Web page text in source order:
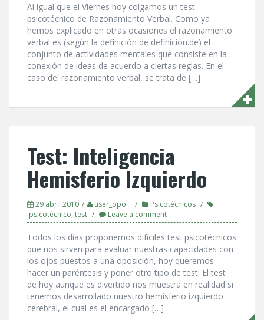
Al igual que el Viernes hoy colgamos un test
psicotécnico de Razonamiento Verbal. Como ya
hemos explicado en otras ocasiones el razonamiento
verbal es (según la definición de definición.de) el
conjunto de actividades mentales que consiste en la
conexión de ideas de acuerdo a ciertas reglas. En el
caso del razonamiento verbal, se trata de […]
Test: Inteligencia
Hemisferio Izquierdo
29 abril 2010 user_opo
Psicotécnicos
psicotécnico, test Leave a comment
Todos los dí­as proponemos difí­ciles test psicotécnicos
que nos sirven para evaluar nuestras capacidades con
los ojos puestos a una oposición, hoy queremos
hacer un paréntesis y poner otro tipo de test. El test
de hoy aunque es divertido nos muestra en realidad si
tenemos desarrollado nuestro hemisferio izquierdo
cerebral, el cual es el encargado […]